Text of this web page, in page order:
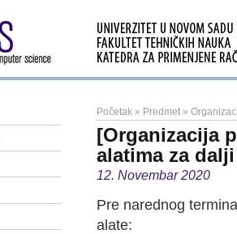
Početak » Predmet »
[Organizacija
alatima za
12. Novembar 2020
Pre narednog
alate: